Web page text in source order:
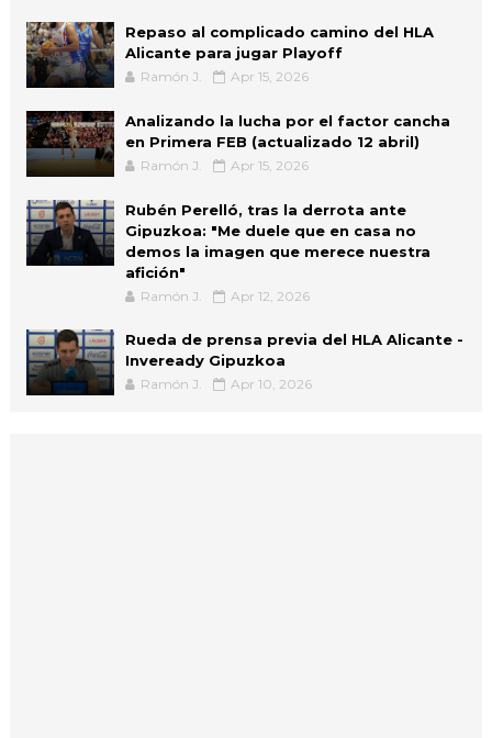
Repaso al complicado camino del HLA
Alicante para jugar Playoff
Ramón J. Apr 15, 2026
Analizando la lucha por el factor cancha
en Primera FEB (actualizado 12 abril)
Ramón J. Apr 15, 2026
Rubén Perelló, tras la derrota ante
Gipuzkoa: "Me duele que en casa no
demos la imagen que merece nuestra
afición"
Ramón J. Apr 12, 2026
Rueda de prensa previa del HLA Alicante -
Inveready Gipuzkoa
Ramón J. Apr 10, 2026